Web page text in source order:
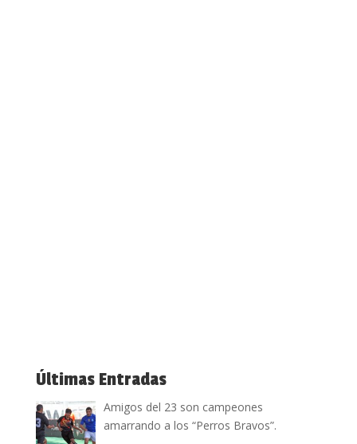
Últimas Entradas
Amigos del 23 son campeones
amarrando a los “Perros Bravos”.